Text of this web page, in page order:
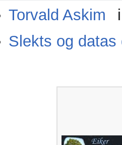
Torvald Askim
Slekts og datas